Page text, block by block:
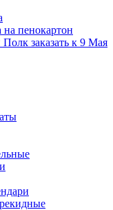
на пенокартон
заказать к 9 Мая